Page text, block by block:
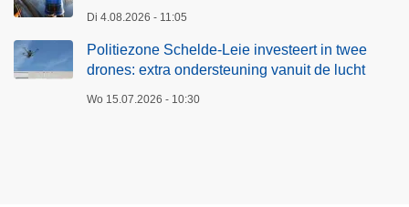
Di 4.08.2026 - 11:05
Politiezone Schelde-Leie investeert in twee
drones: extra ondersteuning vanuit de lucht
Wo 15.07.2026 - 10:30